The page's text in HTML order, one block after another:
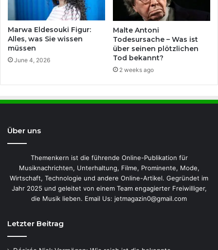
Marwa Eldesouki Figur:
Alles, was Sie wissen
müssen
June 4, 2026
Malte Antoni
Todesursache – Was ist
über seinen plötzlichen
Tod bekannt?
2 weeks ago
Über uns
Themenkern ist die führende Online-Publikation für
Musiknachrichten, Unterhaltung, Filme, Prominente, Mode,
Wirtschaft, Technologie und andere Online-Artikel. Gegründet im
Jahr 2025 und geleitet von einem Team engagierter Freiwilliger,
die Musik lieben. Email Us: jetmagazin0@gmail.com
Letzter Beitrag